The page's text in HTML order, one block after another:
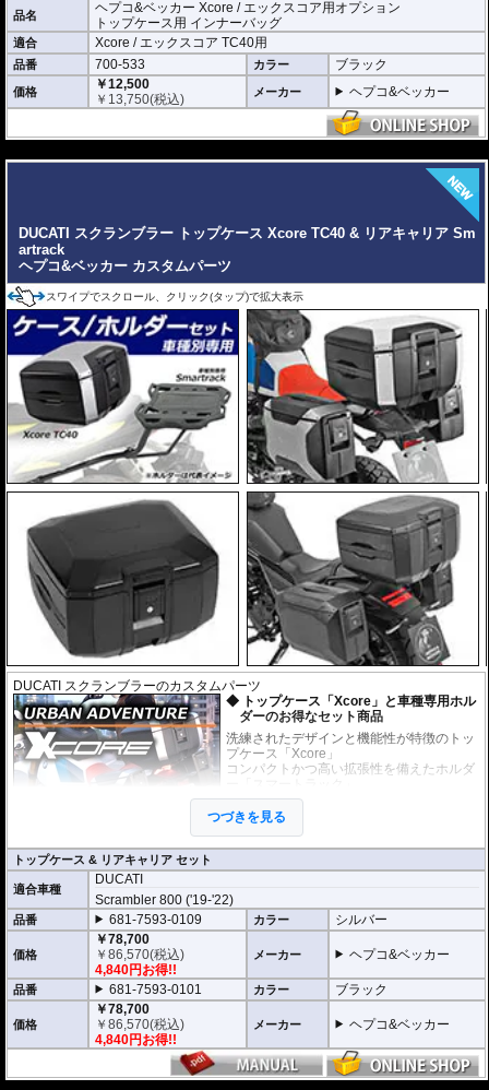
品名
ヘプコ&ベッカー Xcore / エックスコア用オプション
トップケース用 インナーバッグ
適合 Xcore / エックスコア TC40用
品番 700-533 カラー ブラック
価格
￥12,500
￥ 13,750(税込) メーカー ヘプコ&ベッカー
DUCATI スクランブラー トップケース Xcore TC40 & リアキャリア Sm
artrack
ヘプコ&ベッカー カスタムパーツ
スワイプでスクロール、クリック(タップ)で拡大表示
DUCATI スクランブラーのカスタムパーツ
トップケース「Xcore」と車種専用ホル
ダーのお得なセット商品
洗練されたデザインと機能性が特徴のトッ
プケース「Xcore」
コンパクトかつ高い拡張性を備えたホルダ
上記のケースとホルダーがセットになった
お得なセット商品です。
未知の冒険へ挑むための次世代アドベン
高いデザイン性と機能性を兼ね備え、長距離ツーリングから日々のライディ
ングまで完璧にサポートする次世代のハードケース「XCORE（エックスコ
ア）」シリーズ。
その「XCORE（エックスコア）」シリーズに待望のトップケースが登場。頑
丈な構造と洗練された外観があなたのモーターサイクルライフを一段上のス
テージへと引き上げ、新しいアドベンチャーツーリングを切り拓きます。
新世代の装着システム「Smartrack」
新しいXCOREトップケースは、HEPCO&BECKERの最新キャリアシステム
「Smartrack」向けに専用開発。
内蔵されたクイックリリースシステムにより、キャリアへスライドさせるだ
けで迅速かつ安全にロックが完了。
日常使いと本格的なツーリングシーンを瞬時に切り替えることができます。
つづきを見る
トップケース & リアキャリア セット
適合車種
DUCATI
Scrambler 800 ('19-'22)
品番 681-7593-0109 カラー シルバー
価格
￥78,700
￥86,570(税込)
4,840円お得!!
メーカー ヘプコ&ベッカー
品番 681-7593-0101 カラー ブラック
価格
￥78,700
￥86,570(税込)
4,840円お得!!
メーカー ヘプコ&ベッカー